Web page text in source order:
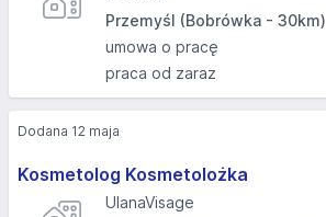
Przemyśl (Bobrówka - 30km)
umowa o pracę
praca od zaraz
Kosmetolog Kosmetolożka
UlanaVisage
Dodana 12 maja